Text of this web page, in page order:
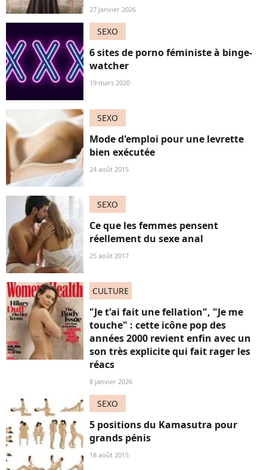
27 janvier 2026
SEXO
6 sites de porno féministe à binge-
watcher
19 mars 2020
SEXO
Mode d'emploi pour une levrette
bien exécutée
24 août 2015
SEXO
Ce que les femmes pensent
réellement du sexe anal
25 août 2017
CULTURE
"Je t'ai fait une fellation", "Je me
touche" : cette icône pop des
années 2000 revient enfin avec un
son très explicite qui fait rager les
réacs
8 janvier 2026
SEXO
5 positions du Kamasutra pour
grands pénis
18 août 2015